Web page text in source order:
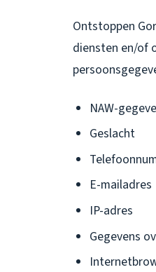
Ontstoppen
diensten en/of
NAW-
Geslacht
E-mailadres
IP-adres
Gegevens